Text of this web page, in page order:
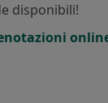
disponibili!